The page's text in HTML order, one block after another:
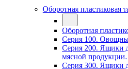
Оборотная пластиковая
Оборотная
Серия 100.
Серия 200. Ящики
мясной продукции.
Серия 300. Ящики